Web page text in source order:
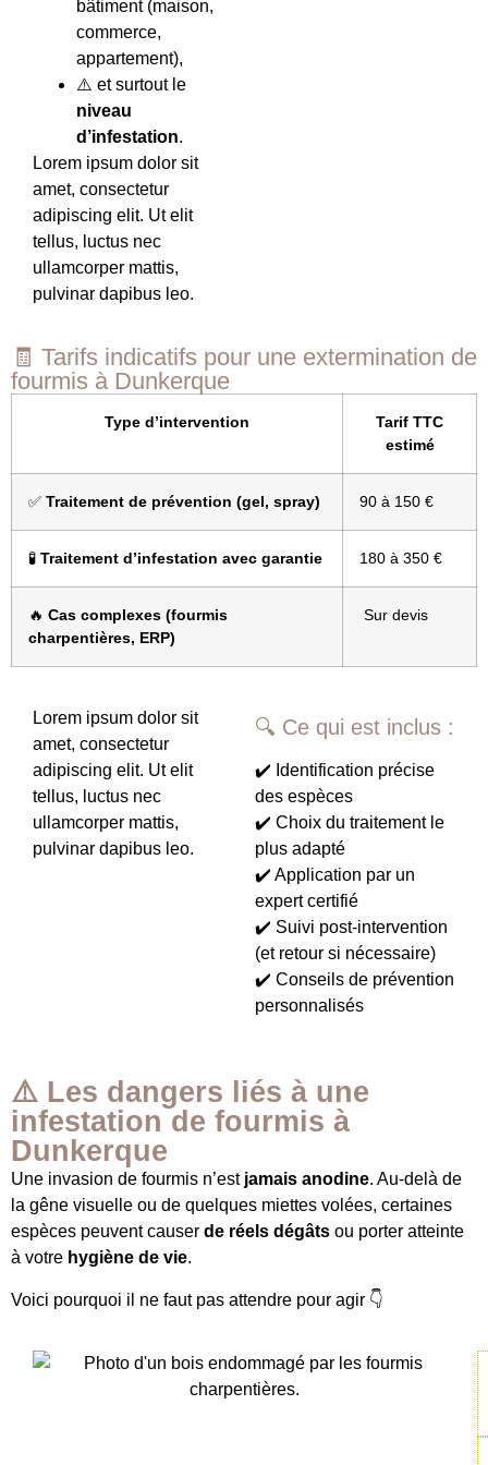
bâtiment (maison,
commerce,
appartement),
⚠️ et surtout le
niveau
d’infestation.
Lorem ipsum dolor sit
amet, consectetur
adipiscing elit. Ut elit
tellus, luctus nec
ullamcorper mattis,
pulvinar dapibus leo.
🧾 Tarifs indicatifs pour une extermination de
fourmis à Dunkerque
Type d’intervention
Tarif TTC
estimé
✅ Traitement de prévention (gel, spray) 90 à 150 €
🧪 Traitement d’infestation avec garantie 180 à 350 €
🔥 Cas complexes (fourmis
charpentières, ERP)
Sur devis
Lorem ipsum dolor sit
amet, consectetur
adipiscing elit. Ut elit
tellus, luctus nec
ullamcorper mattis,
pulvinar dapibus leo.
🔍 Ce qui est inclus :
✔️ Identification précise
des espèces
✔️ Choix du traitement le
plus adapté
✔️ Application par un
expert certifié
✔️ Suivi post-intervention
(et retour si nécessaire)
✔️ Conseils de prévention
personnalisés
⚠️ Les dangers liés à une
infestation de fourmis à
Dunkerque
Une invasion de fourmis n’est jamais anodine. Au-delà de
la gêne visuelle ou de quelques miettes volées, certaines
espèces peuvent causer de réels dégâts ou porter atteinte
à votre hygiène de vie.
Voici pourquoi il ne faut pas attendre pour agir 👇